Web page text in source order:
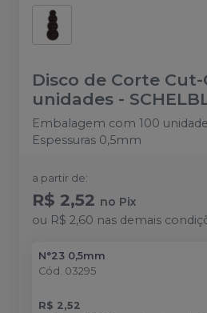
Disco de Corte Cut-
unidades -
Embalagem com 100
Espessuras 0,5mm
a partir de:
R$ 2,52 no Pix
ou R$ 2,60 nas demais
N°23 0,5mm
Cód. 03295
R$ 2,52